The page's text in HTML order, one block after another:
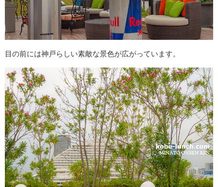
目の前には神戸らしい素敵な景色が広がっています。